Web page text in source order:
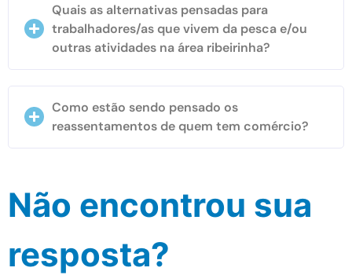
Quais as alternativas pensadas para
trabalhadores/as que vivem da pesca e/ou
outras atividades na área ribeirinha?
Como estão sendo pensado os
reassentamentos de quem tem comércio?
Não encontrou sua
resposta?